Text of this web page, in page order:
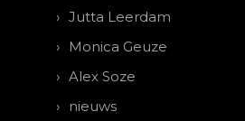
Jutta Leerdam
Monica Geuze
Alex Soze
nieuws